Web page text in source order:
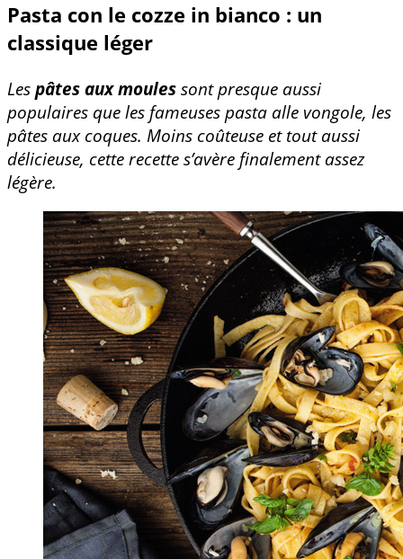
Pasta con le cozze in bianco : un
classique léger
Lespâtes aux moulessont presque aussi
populaires que les fameuses pasta alle vongole, les
pâtes aux coques. Moins coûteuse et tout aussi
délicieuse, cette recette s’avère finalement assez
légère.